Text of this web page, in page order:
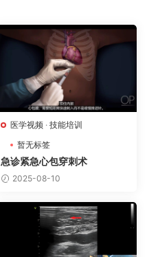
医学视频 · 技能培训
暂无标签
急诊紧急心包穿刺术
2025-08-10